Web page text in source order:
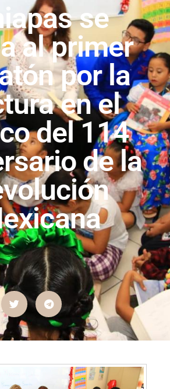
se
al primer
por la
en el
del 114
de la